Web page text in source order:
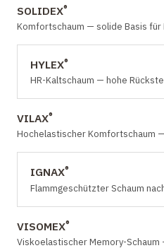
SOLIDEX®
Komfortschaum — solide Basis für
HYLEX®
HR-Kaltschaum — hohe
VILAX®
Hochelastischer Komfortschaum
IGNAX®
Flammgeschützter Schaum
VISOMEX®
Viskoelastischer Memory-